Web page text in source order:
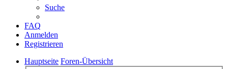
Suche
FAQ
Anmelden
Registrieren
Hauptseite Foren-Übersicht